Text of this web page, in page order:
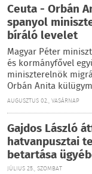
Ceuta - Orbán
spanyol
bíráló levelet
Magyar Péter
és kormányfővel
miniszterelnök
Orbán Anita
AUGUSZTUS 02., VASÁRNAP
Gajdos László
hatvanpusztai
betartása
JÚLIUS 25., SZOMBAT